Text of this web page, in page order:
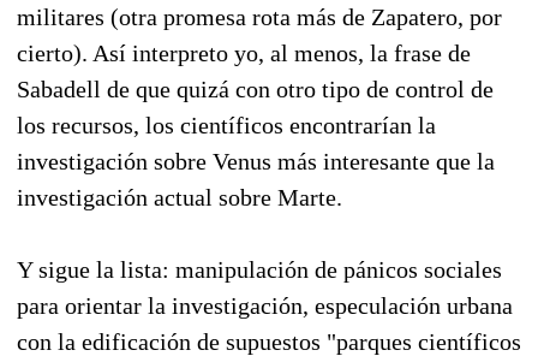
militares (otra promesa rota más de Zapatero, por
cierto). Así interpreto yo, al menos, la frase de
Sabadell de que quizá con otro tipo de control de
los recursos, los científicos encontrarían la
investigación sobre Venus más interesante que la
investigación actual sobre Marte.
Y sigue la lista: manipulación de pánicos sociales
para orientar la investigación, especulación urbana
con la edificación de supuestos "parques científicos